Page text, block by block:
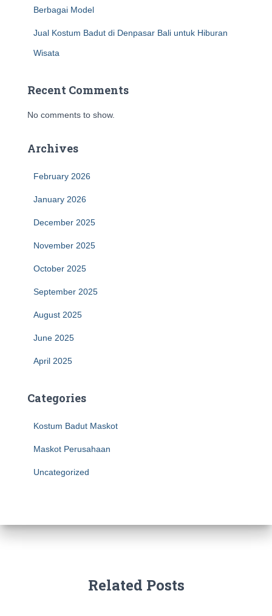
Berbagai Model
Jual Kostum Badut di Denpasar Bali untuk Hiburan
Wisata
Recent Comments
No comments to show.
Archives
February 2026
January 2026
December 2025
November 2025
October 2025
September 2025
August 2025
June 2025
April 2025
Categories
Kostum Badut Maskot
Maskot Perusahaan
Uncategorized
Related Posts